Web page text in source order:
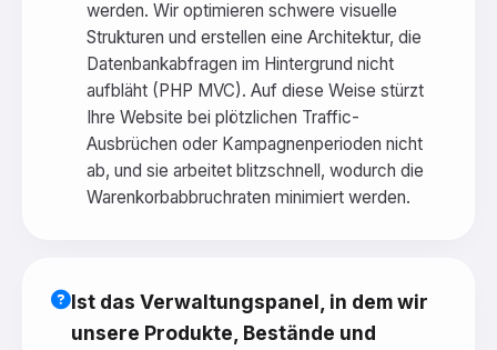
werden. Wir optimieren schwere visuelle
Strukturen und erstellen eine Architektur, die
Datenbankabfragen im Hintergrund nicht
aufbläht (PHP MVC). Auf diese Weise stürzt
Ihre Website bei plötzlichen Traffic-
Ausbrüchen oder Kampagnenperioden nicht
ab, und sie arbeitet blitzschnell, wodurch die
Warenkorbabbruchraten minimiert werden.
Ist das Verwaltungspanel, in dem wir
unsere Produkte, Bestände und